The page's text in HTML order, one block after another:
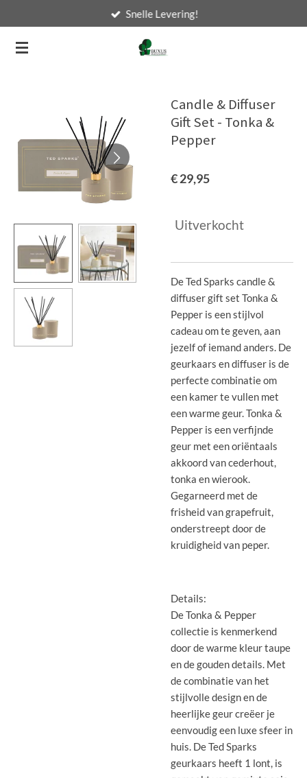
direct
naar
Snelle Levering!
Candle & Diffuser
Gift Set - Tonka &
Pepper
€ 29,95
Uitverkocht
De Ted Sparks candle &
diffuser gift set Tonka &
Pepper is een stijlvol
cadeau om te geven, aan
jezelf of iemand anders. De
geurkaars en diffuser is de
perfecte combinatie om
een kamer te vullen met
een warme geur. Tonka &
Pepper is een verfijnde
geur met een oriëntaals
akkoord van cederhout,
tonka en wierook.
Gegarneerd met de
frisheid van grapefruit,
onderstreept door de
kruidigheid van peper.
Details:
De Tonka & Pepper
collectie is kenmerkend
door de warme kleur taupe
en de gouden details. Met
de combinatie van het
stijlvolle design en de
heerlijke geur creëer je
eenvoudig een luxe sfeer in
huis. De Ted Sparks
geurkaars heeft 1 lont, is